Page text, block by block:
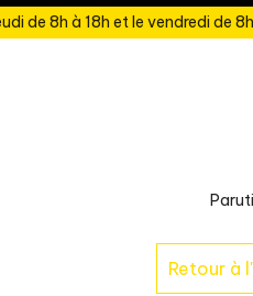
de 8h à 18h et le vendredi de
Retour à